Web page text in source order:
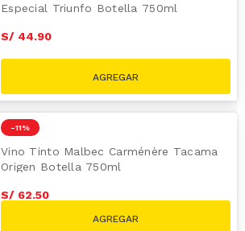
Especial Triunfo Botella 750ml
S/ 44.90
-11 %
Vino Tinto Malbec Carménère Tacama
Origen Botella 750ml
S/ 62.50